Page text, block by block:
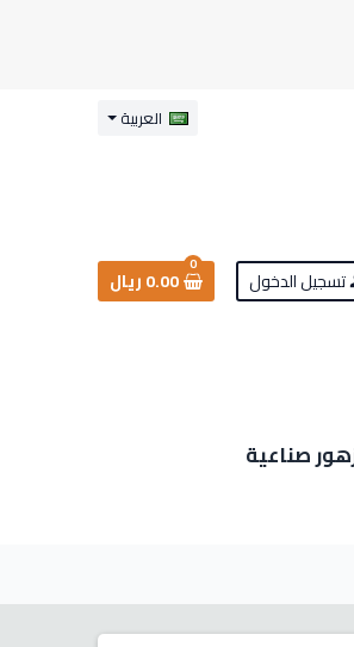
العربية
تسجيل الدخول
0
0.00 ريال
صناعية